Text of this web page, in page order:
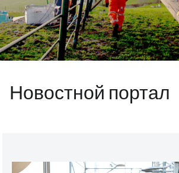
Новостной портал